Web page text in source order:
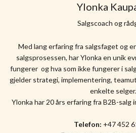
Ylonka
Salgscoach og
Med lang erfaring fra salgsfaget og
salgsprosessen, har Ylonka en unik
fungerer og hva som ikke fungerer i
gjelder strategi, implementering,
enkelte selger.
Ylonka har 20 års erfaring fra B2B-salg
Telefon: +47 452